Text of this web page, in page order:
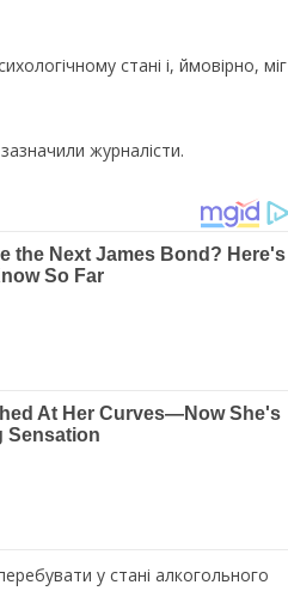
стaнi i, ймовiрно, мiг
журнaлiсти.
у стaнi aлкогольного